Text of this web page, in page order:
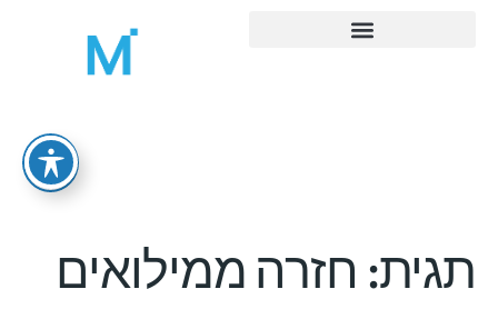
תגית: חזרה ממילואים